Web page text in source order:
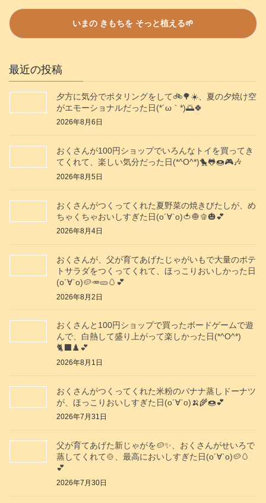
最近の投稿
夕方に気分でポタリングをして🚲️🌳☀️、夏の夕焼け空
がエモーショナルだった日(⁠*⁠´⁠ω⁠｀⁠*⁠)🌅🍀
2026年8月6日
おくさんが100円ショップでいろんなトイを買ってき
てくれて、楽しい気分だった日(*^O^*)🐤🐸🍩🎮️🎶
2026年8月5日
おくさんがつくってくれた夏野菜の焼きびたしが、め
ちゃくちゃおいしすぎた日(о´∀`о)🍅🧅🫑🎃💕
2026年8月4日
おくさんが、父が育てあげたじゃがいもで大量のポテ
トサラダをつくってくれて、ほっこりおいしかった日
(о´∀`о)🥔🥕🥒🥚💕
2026年8月2日
おくさんと100円ショップで買ったボードゲームで遊
んで、白熱して盛り上がって楽しかった日(*^O^*)
🐈‍⬛♟️💕
2026年8月1日
おくさんがつくってくれた米粉のバナナ蒸しドーナツ
が、ほっこりおいしすぎた日(о´∀`о)🍌🌾🍩💕
2026年7月31日
父が育てあげた新じゃがを🥔✨️、おくさんがせいろで
蒸してくれて🍲、最高においしすぎた日(о´∀`о)🥔🥚
💕
2026年7月30日